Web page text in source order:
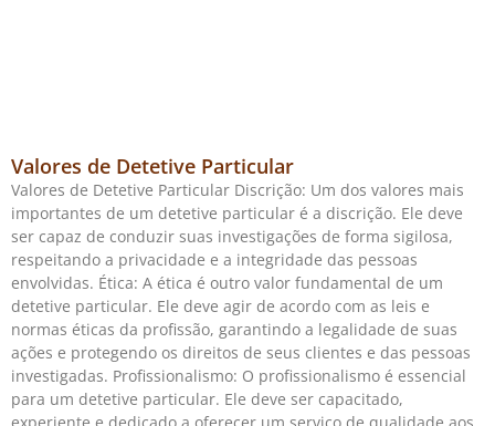
Valores de Detetive Particular
Valores de Detetive Particular Discrição: Um dos valores mais
importantes de um detetive particular é a discrição. Ele deve
ser capaz de conduzir suas investigações de forma sigilosa,
respeitando a privacidade e a integridade das pessoas
envolvidas. Ética: A ética é outro valor fundamental de um
detetive particular. Ele deve agir de acordo com as leis e
normas éticas da profissão, garantindo a legalidade de suas
ações e protegendo os direitos de seus clientes e das pessoas
investigadas. Profissionalismo: O profissionalismo é essencial
para um detetive particular. Ele deve ser capacitado,
experiente e dedicado a oferecer um serviço de qualidade aos